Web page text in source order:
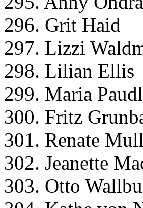
296. Grit Haid
297. Lizzi
298. Lilian Ellis
299. Maria
300. Fritz
301. Renate
302. Jeanette
303. Otto